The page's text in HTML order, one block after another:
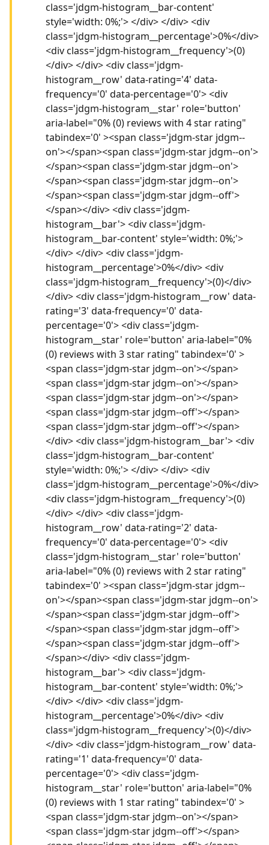
class='jdgm-histogram__bar-content'
style='width: 0%;'> </div> </div> <div
class='jdgm-histogram__percentage'>0%</div>
<div class='jdgm-histogram__frequency'>(0)
</div> </div> <div class='jdgm-
histogram__row' data-rating='4' data-
frequency='0' data-percentage='0'> <div
class='jdgm-histogram__star' role='button'
aria-label="0% (0) reviews with 4 star rating"
tabindex='0' ><span class='jdgm-star jdgm--
on'></span><span class='jdgm-star jdgm--on'>
</span><span class='jdgm-star jdgm--on'>
</span><span class='jdgm-star jdgm--on'>
</span><span class='jdgm-star jdgm--off'>
</span></div> <div class='jdgm-
histogram__bar'> <div class='jdgm-
histogram__bar-content' style='width: 0%;'>
</div> </div> <div class='jdgm-
histogram__percentage'>0%</div> <div
class='jdgm-histogram__frequency'>(0)</div>
</div> <div class='jdgm-histogram__row' data-
rating='3' data-frequency='0' data-
percentage='0'> <div class='jdgm-
histogram__star' role='button' aria-label="0%
(0) reviews with 3 star rating" tabindex='0' >
<span class='jdgm-star jdgm--on'></span>
<span class='jdgm-star jdgm--on'></span>
<span class='jdgm-star jdgm--on'></span>
<span class='jdgm-star jdgm--off'></span>
<span class='jdgm-star jdgm--off'></span>
</div> <div class='jdgm-histogram__bar'> <div
class='jdgm-histogram__bar-content'
style='width: 0%;'> </div> </div> <div
class='jdgm-histogram__percentage'>0%</div>
<div class='jdgm-histogram__frequency'>(0)
</div> </div> <div class='jdgm-
histogram__row' data-rating='2' data-
frequency='0' data-percentage='0'> <div
class='jdgm-histogram__star' role='button'
aria-label="0% (0) reviews with 2 star rating"
tabindex='0' ><span class='jdgm-star jdgm--
on'></span><span class='jdgm-star jdgm--on'>
</span><span class='jdgm-star jdgm--off'>
</span><span class='jdgm-star jdgm--off'>
</span><span class='jdgm-star jdgm--off'>
</span></div> <div class='jdgm-
histogram__bar'> <div class='jdgm-
histogram__bar-content' style='width: 0%;'>
</div> </div> <div class='jdgm-
histogram__percentage'>0%</div> <div
class='jdgm-histogram__frequency'>(0)</div>
</div> <div class='jdgm-histogram__row' data-
rating='1' data-frequency='0' data-
percentage='0'> <div class='jdgm-
histogram__star' role='button' aria-label="0%
(0) reviews with 1 star rating" tabindex='0' >
<span class='jdgm-star jdgm--on'></span>
<span class='jdgm-star jdgm--off'></span>